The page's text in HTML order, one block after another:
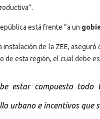
está frente “a un
instalación de la ZEE,
de esta región, el cual debe
estar compuesto
urbano e incentivos que